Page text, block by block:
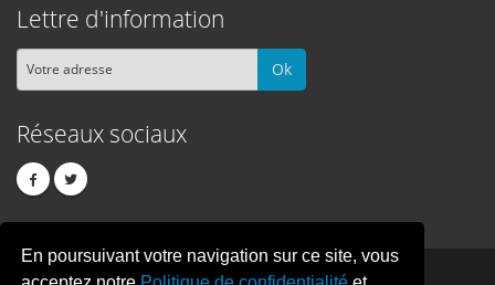
En poursuivant votre navigation sur ce site, vous
Lettre d'information
Ok
Réseaux sociaux
PIXELCREATION